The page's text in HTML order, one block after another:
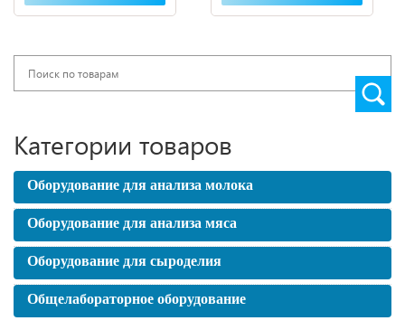
Категории товаров
Оборудование для анализа молока
Оборудование для анализа мяса
Оборудование для сыроделия
Общелабораторное оборудование